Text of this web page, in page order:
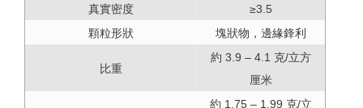
真實密度
≥3.5
顆粒形狀
塊狀物，邊緣鋒利
比重
約 3.9 – 4.1 克/立方
厘米
約 1.75 – 1.99 克/立